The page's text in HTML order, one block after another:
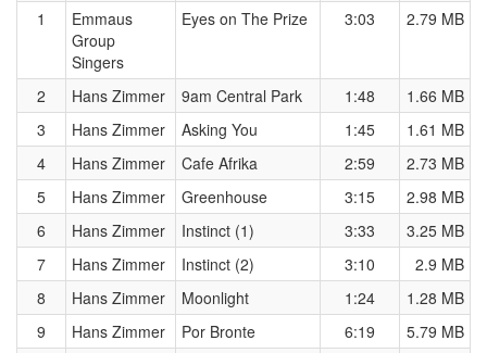
1
Emmaus
Group
Singers
Eyes on The Prize 3:03 2.79 MB
2 Hans Zimmer 9am Central Park 1:48
1.66 MB
3
Hans Zimmer Asking You 1:45
1.61 MB
4
Hans Zimmer Cafe Afrika 2:59
2.73 MB
5
Hans Zimmer Greenhouse 3:15
2.98 MB
6
Hans Zimmer Instinct (1) 3:33
3.25 MB
7
Hans Zimmer Instinct (2) 3:10
2.9 MB
8
Hans Zimmer Moonlight 1:24
1.28 MB
9
Hans Zimmer Por Bronte 6:19
5.79 MB